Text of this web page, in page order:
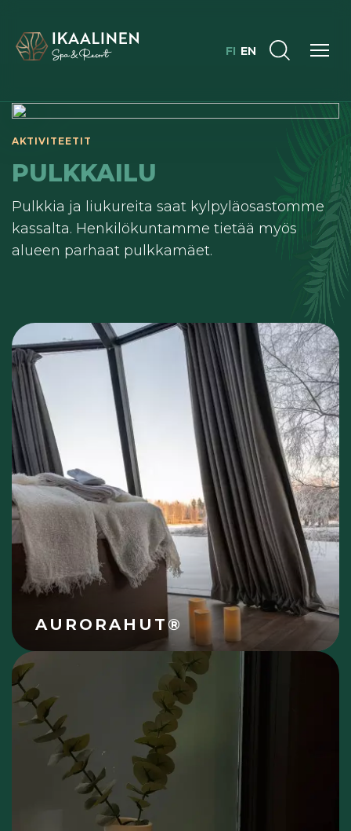
FI EN
AKTIVITEETIT
PULKKAILU
Pulkkia ja liukureita saat kylpyläosastomme
kassalta. Henkilökuntamme tietää myös
alueen parhaat pulkkamäet.
AURORAHUT®